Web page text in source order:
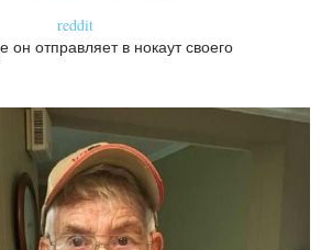
reddit
отправляет в нокаут своего